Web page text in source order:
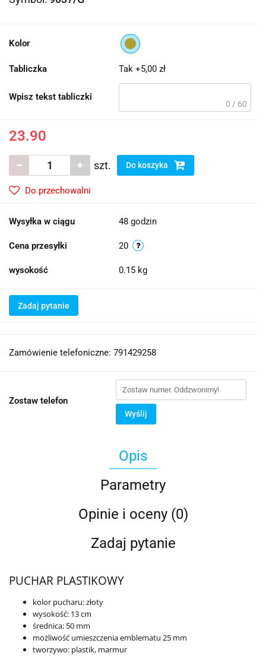
Kolor
Tabliczka Tak +5,00 zł
Wpisz tekst tabliczki
0 / 60
23.90
szt. Do koszyka
Do przechowalni
Wysyłka w ciągu 48 godzin
Cena przesyłki 20
wysokość 0.15 kg
Zadaj pytanie
Zamówienie telefoniczne: 791429258
Zostaw telefon
Wyślij
Opis
Parametry
Opinie i oceny (0)
Zadaj pytanie
PUCHAR PLASTIKOWY
kolor pucharu: złoty
wysokość: 13 cm
średnica: 50 mm
możliwość umieszczenia emblematu 25 mm
tworzywo: plastik, marmur